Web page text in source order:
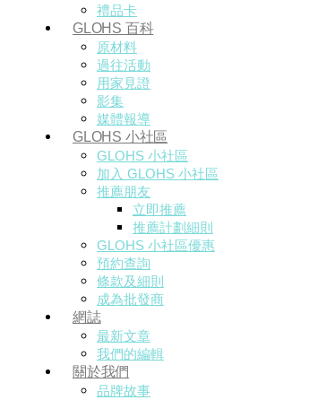
禮品卡
GLOHS 百科
原材料
過往活動
用家見證
影集
媒體報導
GLOHS 小社區
GLOHS 小社區
加入 GLOHS 小社區
推薦朋友
立即推薦
推薦計劃細則
GLOHS 小社區優惠
預約查詢
條款及細則
成為批發商
網誌
最新文章
我們的編輯
關於我們
品牌故事